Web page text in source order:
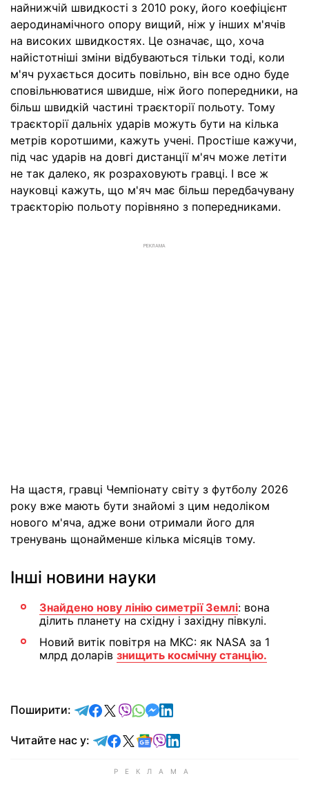
найнижчій швидкості з 2010 року, його коефіцієнт
аеродинамічного опору вищий, ніж у інших м'ячів
на високих швидкостях. Це означає, що, хоча
найістотніші зміни відбуваються тільки тоді, коли
м'яч рухається досить повільно, він все одно буде
сповільнюватися швидше, ніж його попередники, на
більш швидкій частині траєкторії польоту. Тому
траєкторії дальніх ударів можуть бути на кілька
метрів коротшими, кажуть учені. Простіше кажучи,
під час ударів на довгі дистанції м'яч може летіти
не так далеко, як розраховують гравці. І все ж
науковці кажуть, що м'яч має більш передбачувану
траєкторію польоту порівняно з попередниками.
РЕКЛАМА
На щастя, гравці Чемпіонату світу з футболу 2026
року вже мають бути знайомі з цим недоліком
нового м'яча, адже вони отримали його для
тренувань щонайменше кілька місяців тому.
Інші новини науки
Знайдено нову лінію симетрії Землі: вона
ділить планету на східну і західну півкулі.
Новий витік повітря на МКС: як NASA за 1
млрд доларів знищить космічну станцію.
Поширити: відправити у Telegram
поділитись у Facebook
поділитись у X
відправити у Viber
відправити у Whatsapp
відправити у Messenger
відправити у LinkedIn
Читайте нас у: Читайте у Telegram
Читайте у Facebook
Читайте у X
Читайте у Google news
Читайте у Viber
Читайте у LinkedIn